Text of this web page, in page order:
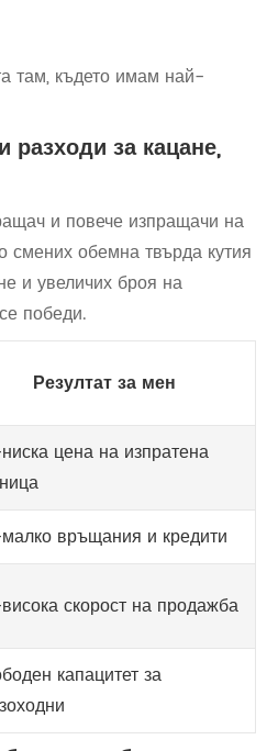
там, където имам най-
за кацане,
и повече изпращачи на
смених обемна твърда кутия
и увеличих броя на
победи.
Резултат за мен
цена на изпратена
връщания и кредити
скорост на продажба
капацитет за